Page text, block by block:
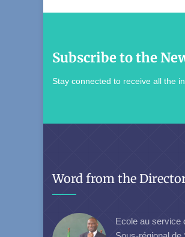
Subscribe to the
Stay connected to receive all the
Word from the
Ecole au service